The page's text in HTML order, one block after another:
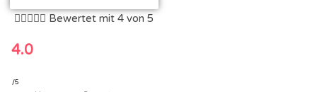
 Bewertet mit 4 von 5
4.0
/5